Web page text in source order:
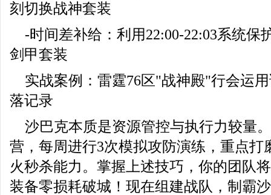
刻切换战神套装
-时间差补给：利用22:00-22:03系统保
剑甲套装
实战案例：雷霆76区"战神殿"行会运
落记录
沙巴克本质是资源管控与执行力较量
营，每周进行3次模拟攻防演练，重点打
火秒杀能力。掌握上述技巧，你的团队
装备零损耗破城！现在组建战队，制霸